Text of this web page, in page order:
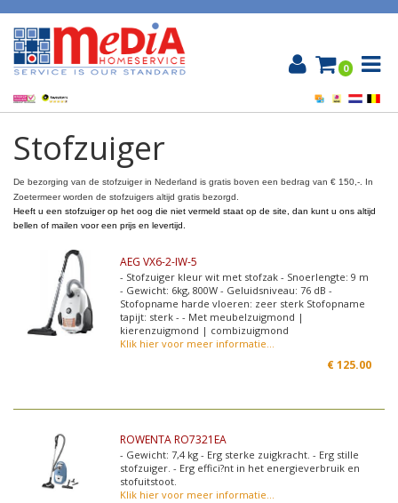
0
Stofzuiger
De bezorging van de stofzuiger in Nederland is gratis boven een bedrag van € 150,-. In
Zoetermeer worden de stofzuigers altijd gratis bezorgd.
Heeft u een stofzuiger op het oog die niet vermeld staat op de site , dan kunt u ons altijd
bellen of mailen voor een prijs en levertijd.
AEG VX6-2-IW-5
- Stofzuiger kleur wit met stofzak - Snoerlengte: 9 m
- Gewicht: 6kg, 800W - Geluidsniveau: 76 dB -
Stofopname harde vloeren: zeer sterk Stofopname
tapijt: sterk - - Met meubelzuigmond |
kierenzuigmond | combizuigmond
Klik hier voor meer informatie...
125.00
€
ROWENTA RO7321EA
- Gewicht: 7,4 kg - Erg sterke zuigkracht. - Erg stille
stofzuiger. - Erg effici?nt in het energieverbruik en
stofuitstoot.
Klik hier voor meer informatie...